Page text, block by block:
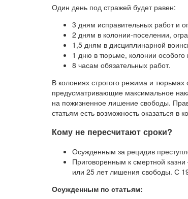
Один день под стражей будет равен:
3 дням исправительных работ и
2 дням в колонии-поселении,
1,5 дням в дисциплинарной
1 дню в тюрьме, колонии особого
8 часам обязательных работ.
В колониях строгого режима и
предусматривающие максимальное
на пожизненное лишение свободы.
статьям есть возможность оказаться в
Кому не пересчитают сроки?
Осужденным за рецидив
Приговоренным к смертной
или 25 лет лишения свободы. С
Осужденным по статьям: